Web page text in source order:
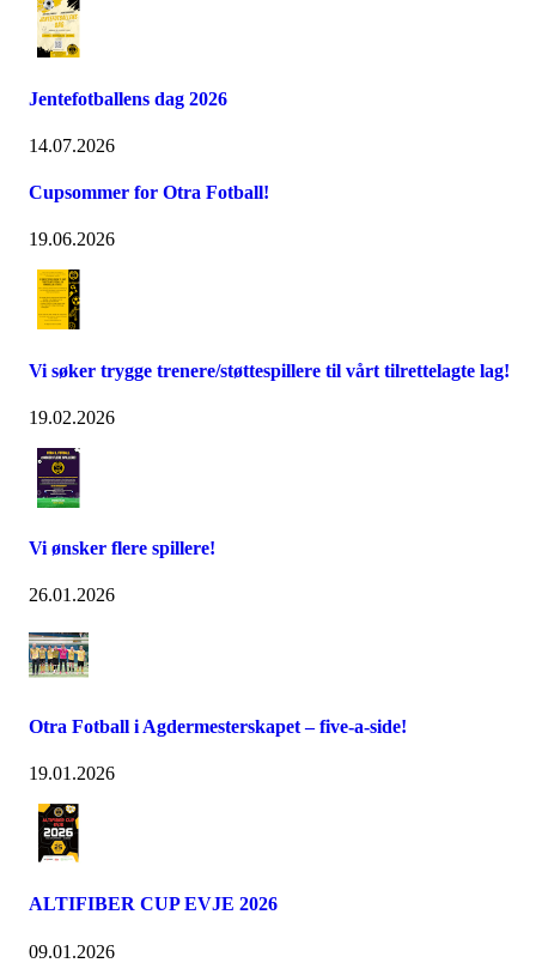
Jentefotballens dag 2026
14.07.2026
Cupsommer for Otra Fotball!
19.06.2026
Vi søker trygge trenere/støttespillere til vårt tilrettelagte lag!
19.02.2026
Vi ønsker flere spillere!
26.01.2026
Otra Fotball i Agdermesterskapet – five-a-side!
19.01.2026
ALTIFIBER CUP EVJE 2026
09.01.2026